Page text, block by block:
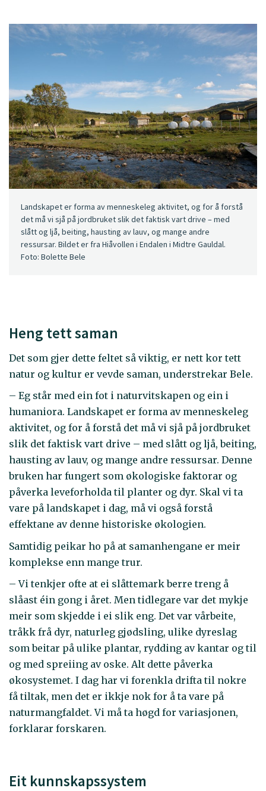
Landskapet er forma av menneskeleg aktivitet, og for å forstå
det må vi sjå på jordbruket slik det faktisk vart drive – med
slått og ljå, beiting, hausting av lauv, og mange andre
ressursar. Bildet er fra Hiåvollen i Endalen i Midtre Gauldal.
Foto: Bolette Bele
Heng tett saman
Det som gjer dette feltet så viktig, er nett kor tett
natur og kultur er vevde saman, understrekar Bele.
– Eg står med ein fot i naturvitskapen og ein i
humaniora. Landskapet er forma av menneskeleg
aktivitet, og for å forstå det må vi sjå på jordbruket
slik det faktisk vart drive – med slått og ljå, beiting,
hausting av lauv, og mange andre ressursar. Denne
bruken har fungert som økologiske faktorar og
påverka leveforholda til planter og dyr. Skal vi ta
vare på landskapet i dag, må vi også forstå
effektane av denne historiske økologien.
Samtidig peikar ho på at samanhengane er meir
komplekse enn mange trur.
– Vi tenkjer ofte at ei slåttemark berre treng å
slåast éin gong i året. Men tidlegare var det mykje
meir som skjedde i ei slik eng. Det var vårbeite,
tråkk frå dyr, naturleg gjødsling, ulike dyreslag
som beitar på ulike plantar, rydding av kantar og til
og med spreiing av oske. Alt dette påverka
økosystemet. I dag har vi forenkla drifta til nokre
få tiltak, men det er ikkje nok for å ta vare på
naturmangfaldet. Vi må ta høgd for variasjonen,
forklarar forskaren.
Eit kunnskapssystem